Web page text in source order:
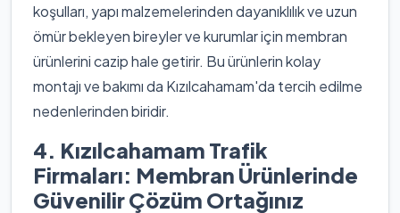
koşulları, yapı malzemelerinden dayanıklılık ve uzun
ömür bekleyen bireyler ve kurumlar için membran
ürünlerini cazip hale getirir. Bu ürünlerin kolay
montajı ve bakımı da Kızılcahamam'da tercih edilme
nedenlerinden biridir.
4. Kızılcahamam Trafik
Firmaları: Membran Ürünlerinde
Güvenilir Çözüm Ortağınız